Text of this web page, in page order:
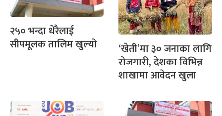
२५० भन्दा धेरैलाई
सीपमूलक तालिम खुल्यो ‘खेती’मा ३० जनाका लागि
रोजगारी, देशका विभिन्न
शाखामा आवेदन खुला